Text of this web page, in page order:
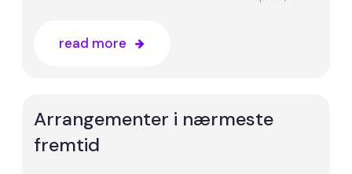
read more
Arrangementer i nærmeste
fremtid